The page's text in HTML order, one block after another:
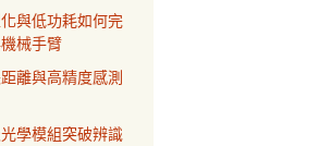
與低功耗如何完
械手臂
離與高精度感測
學模組突破辨識